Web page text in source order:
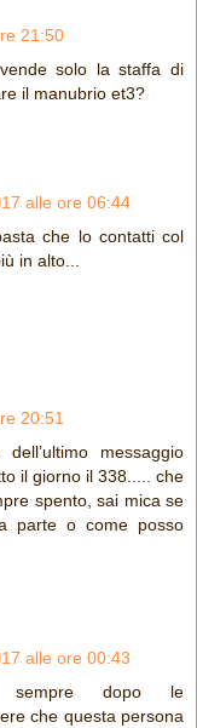
21:50
solo la staffa di
il manubrio et3?
alle ore 06:44
che lo contatti col
in alto...
20:51
messaggio
il giorno il 338..... che
spento, sai mica se
parte o come posso
alle ore 00:43
sempre dopo le
che questa persona